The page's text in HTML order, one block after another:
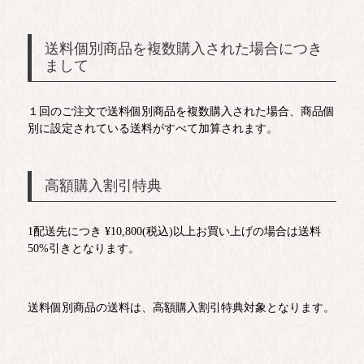
送料個別商品を複数購入された場合につき
まして
１回のご注文で送料個別商品を複数購入された場合、商品個
別に設定されている送料がすべて加算されます。
高額購入割引特典
1配送先につき ¥10,800(税込)以上お買い上げの場合は送料
50%引きとなります。
送料個別商品の送料は、高額購入割引特典対象となります。